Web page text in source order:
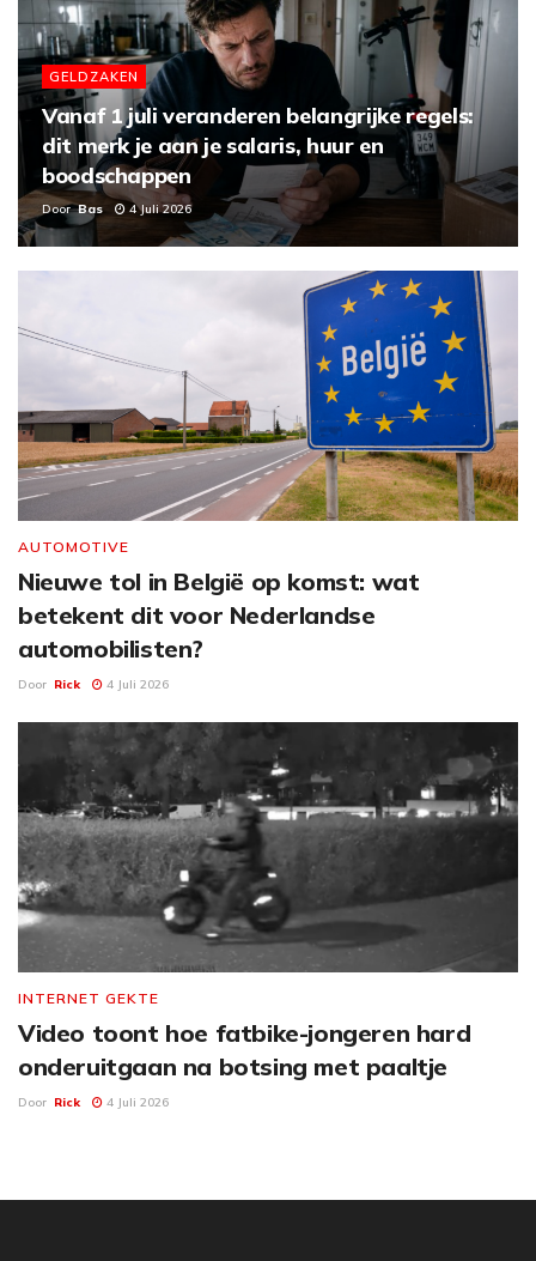
GELDZAKEN
Vanaf 1 juli veranderen belangrijke regels:
dit merk je aan je salaris, huur en
boodschappen
Door Bas 4 Juli 2026
AUTOMOTIVE
Nieuwe tol in België op komst: wat
betekent dit voor Nederlandse
automobilisten?
Door Rick 4 Juli 2026
INTERNET GEKTE
Video toont hoe fatbike-jongeren hard
onderuitgaan na botsing met paaltje
Door Rick 4 Juli 2026